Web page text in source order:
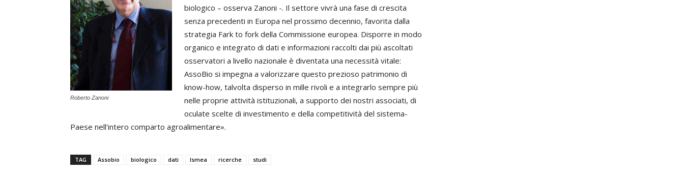
Roberto Zanoni
biologico – osserva Zanoni -. Il settore vivrà una fase di crescita
senza precedenti in Europa nel prossimo decennio, favorita dalla
strategia Fark to fork della Commissione europea. Disporre in modo
organico e integrato di dati e informazioni raccolti dai più ascoltati
osservatori a livello nazionale è diventata una necessità vitale:
AssoBio si impegna a valorizzare questo prezioso patrimonio di
know-how, talvolta disperso in mille rivoli e a integrarlo sempre più
nelle proprie attività istituzionali, a supporto dei nostri associati, di
oculate scelte di investimento e della competitività del sistema-
Paese nell'intero comparto agroalimentare».
TAG Assobio biologico dati Ismea ricerche studi